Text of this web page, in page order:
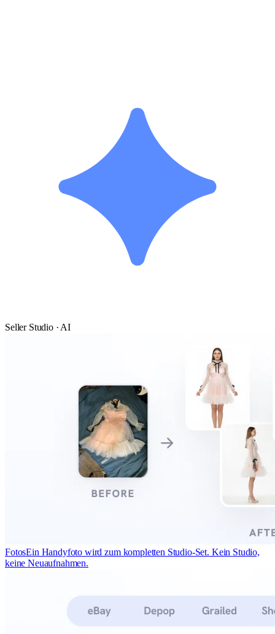
Seller Studio · AI
FotosEin Handyfoto wird zum kompletten Studio-Set. Kein Studio,
keine Neuaufnahmen.